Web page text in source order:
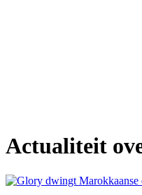
Actualiteit